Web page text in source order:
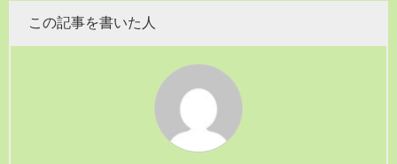
この記事を書いた人